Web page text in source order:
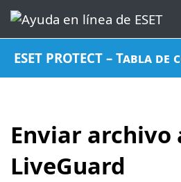
ESET PROTECT – Tabla
Enviar archivo
LiveGuard